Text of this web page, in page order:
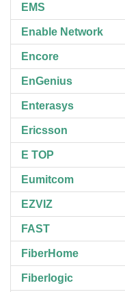
EMS
Enable Network
Encore
EnGenius
Enterasys
Ericsson
E TOP
Eumitcom
EZVIZ
FAST
FiberHome
Fiberlogic